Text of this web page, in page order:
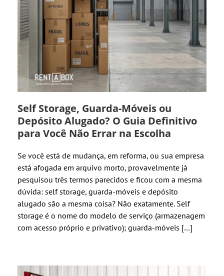
Self Storage, Guarda-Móveis ou
Depósito Alugado? O Guia Definitivo
para Você Não Errar na Escolha
Se você está de mudança, em reforma, ou sua empresa
está afogada em arquivo morto, provavelmente já
pesquisou três termos parecidos e ficou com a mesma
dúvida: self storage, guarda-móveis e depósito
alugado são a mesma coisa? Não exatamente. Self
storage é o nome do modelo de serviço (armazenagem
com acesso próprio e privativo); guarda-móveis […]